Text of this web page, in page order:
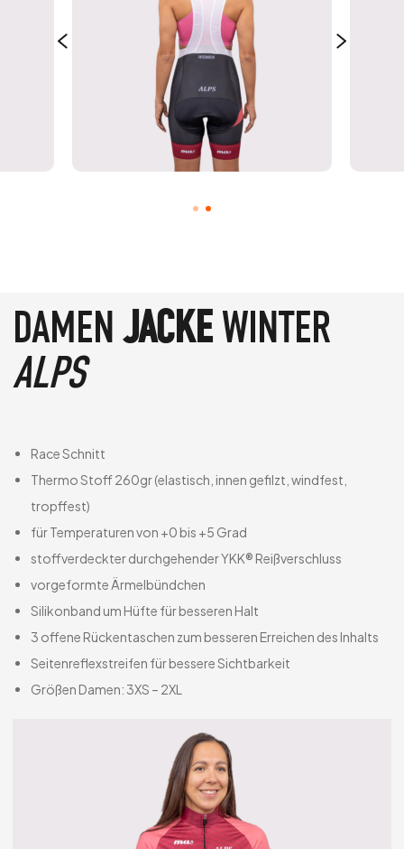
DAMENJACKEWINTER
ALPS
Race Schnitt
Thermo Stoff 260gr (elastisch, innen gefilzt, windfest,
tropffest)
für Temperaturen von +0 bis +5 Grad
stoffverdeckter durchgehender YKK® Reißverschluss
vorgeformte Ärmelbündchen
Silikonband um Hüfte für besseren Halt
3 offene Rückentaschen zum besseren Erreichen des Inhalts
Seitenreflexstreifen für bessere Sichtbarkeit
Größen Damen: 3XS – 2XL